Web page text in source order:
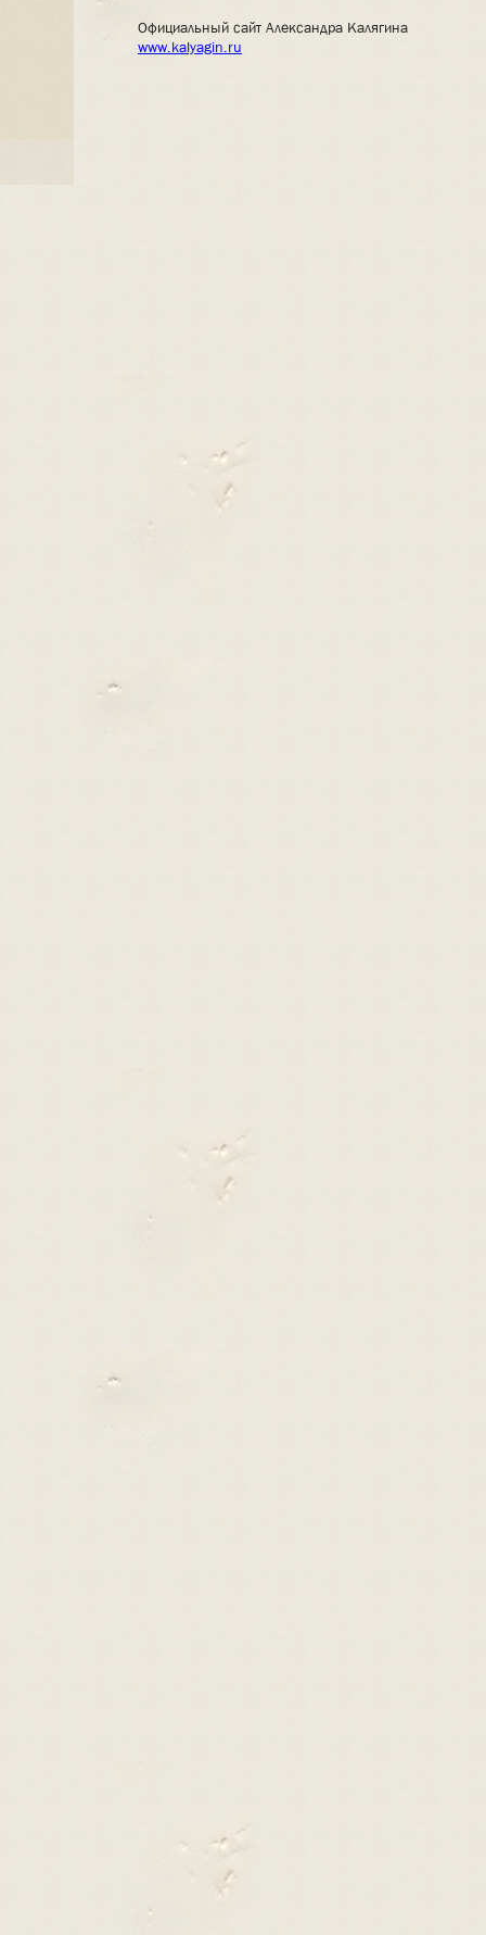
Официальный сайт Александра Калягина
www.kalyagin.ru